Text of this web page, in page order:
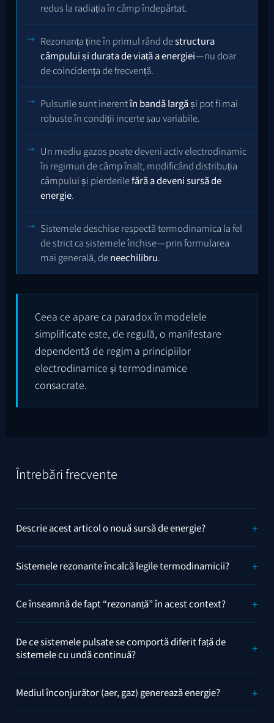
redus la radiația în câmp îndepărtat.
Rezonanța ține în primul rând destructura
câmpului și durata de viață a energiei— nu doar
de coincidența de frecvență.
Pulsurile sunt inerentîn bandă largăși pot fi mai
robuste în condiții incerte sau variabile.
Un mediu gazos poate deveni activ electrodinamic
în regimuri de câmp înalt, modificând distribuția
câmpului și pierderilefără a deveni sursă de
energie.
Sistemele deschise respectă termodinamica la fel
de strict ca sistemele închise — prin formularea
mai generală, deneechilibru.
Ceea ce apare ca paradox în modelele
simplificate este, de regulă, o manifestare
dependentă de regim a principiilor
electrodinamice și termodinamice
consacrate.
Întrebări frecvente
Descrie acest articol o nouă sursă de energie?
Sistemele rezonante încalcă legile termodinamicii?
Ce înseamnă de fapt “rezonanță” în acest context?
De ce sistemele pulsate se comportă diferit față de
sistemele cu undă continuă?
Mediul înconjurător (aer, gaz) generează energie?